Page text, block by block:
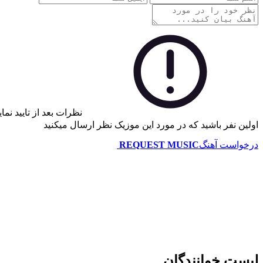
نظرات بعد از تایید
اولین نفر باشید که در مورد این موزیک نظر ارسال میکنید
درخواست آهنگREQUEST MUSIC